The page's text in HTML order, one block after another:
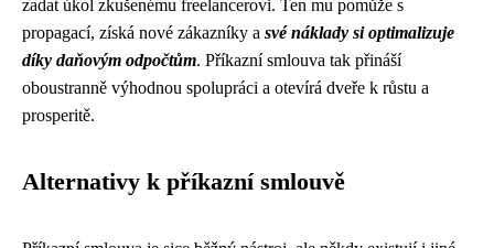
zadat úkol zkušenému freelancerovi. Ten mu pomůže s
propagací, získá nové zákazníky a své náklady si optimalizuje
díky daňovým odpočtům. Příkazní smlouva tak přináší
oboustranně výhodnou spolupráci a otevírá dveře k růstu a
prosperitě.
Alternativy k příkazní smlouvě